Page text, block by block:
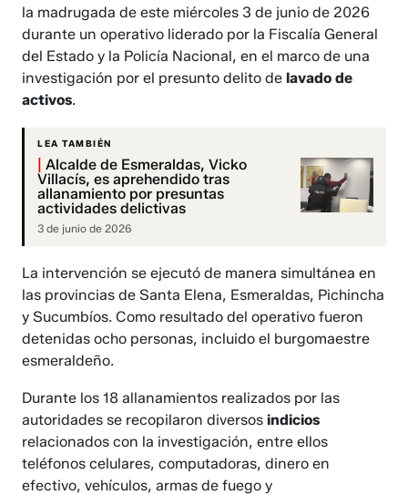
la madrugada de este miércoles 3 de junio de 2026
durante un operativo liderado por la Fiscalía General
del Estado y la Policía Nacional, en el marco de una
investigación por el presunto delito delavado de
activos.
LEA TAMBIÉN
Alcalde de Esmeraldas, Vicko
Villacís, es aprehendido tras
allanamiento por presuntas
actividades delictivas
3 de junio de 2026
La intervención se ejecutó de manera simultánea en
las provincias de Santa Elena, Esmeraldas, Pichincha
y Sucumbíos. Como resultado del operativo fueron
detenidas ocho personas, incluido el burgomaestre
esmeraldeño.
Durante los 18 allanamientos realizados por las
autoridades se recopilaron diversosindicios
relacionados con la investigación, entre ellos
teléfonos celulares, computadoras, dinero en
efectivo, vehículos, armas de fuego y